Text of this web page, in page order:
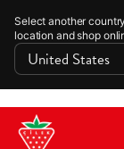
Skip
Select another
location and shop